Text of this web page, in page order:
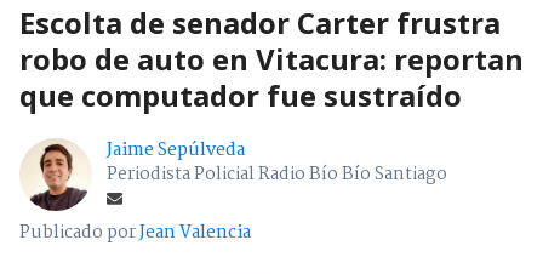
Escolta de senador Carter frustra
robo de auto en Vitacura: reportan
que computador fue sustraído
Jaime Sepúlveda
Periodista Policial Radio Bío Bío Santiago
Publicado porJean Valencia